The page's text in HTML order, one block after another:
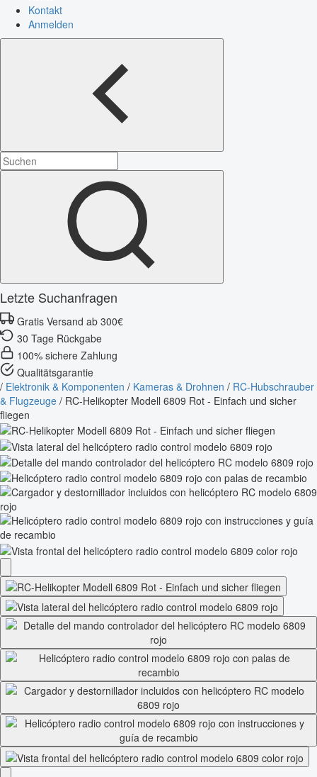
Kontakt
Anmelden
Letzte Suchanfragen
Gratis Versand ab 300€
30 Tage Rückgabe
100% sichere Zahlung
Qualitätsgarantie
/ Elektronik & Komponenten / Kameras & Drohnen / RC-Hubschrauber
& Flugzeuge / RC-Helikopter Modell 6809 Rot - Einfach und sicher
fliegen